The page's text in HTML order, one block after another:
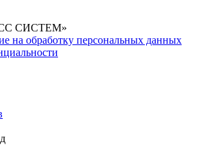
СИСТЕМ»
на обработку персональных данных